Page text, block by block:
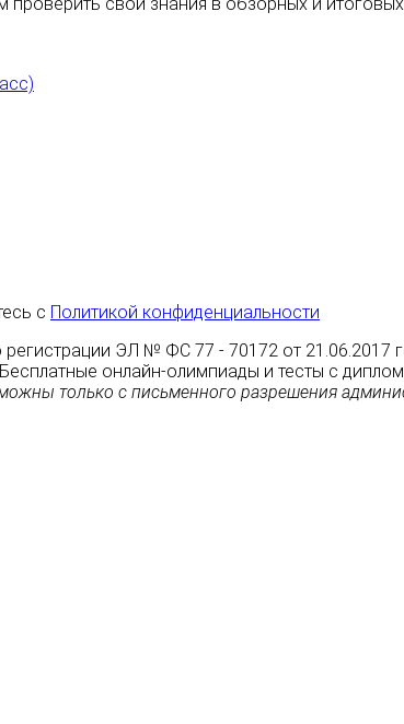
свои знания в обзорных и итоговых
с Политикой конфиденциальности
регистрации ЭЛ № ФС 77 - 70172 от
Бесплатные онлайн-олимпиады и тесты с
только с письменного разрешения